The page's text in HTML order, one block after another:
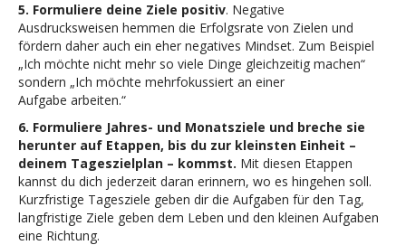
5. Formuliere deine Ziele positiv. Negative
Ausdrucksweisen hemmen die Erfolgsrate von Zielen und
fördern daher auch ein eher negatives Mindset. Zum Beispiel
„Ich möchte nicht mehr so viele Dinge gleichzeitig machen“
sondern „Ich möchte mehrfokussiert an einer
Aufgabe arbeiten.“
6. Formuliere Jahres- und Monatsziele und breche sie
herunter auf Etappen, bis du zur kleinsten Einheit –
deinem Tageszielplan – kommst. Mit diesen Etappen
kannst du dich jederzeit daran erinnern, wo es hingehen soll.
Kurzfristige Tagesziele geben dir die Aufgaben für den Tag,
langfristige Ziele geben dem Leben und den kleinen Aufgaben
eine Richtung.